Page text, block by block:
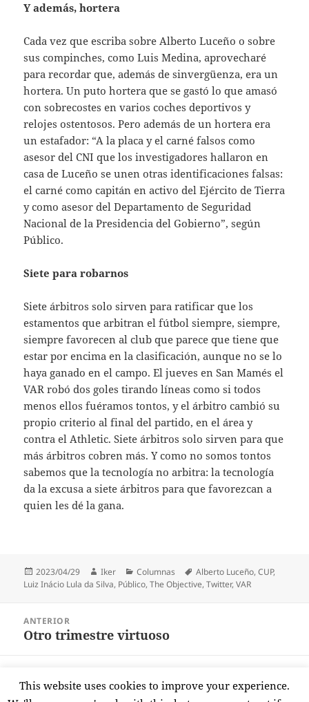
Y además, hortera
Cada vez que escriba sobre Alberto Luceño o sobre
sus compinches, como Luis Medina, aprovecharé
para recordar que, además de sinvergüenza, era un
hortera. Un puto hortera que se gastó lo que amasó
con sobrecostes en varios coches deportivos y
relojes ostentosos. Pero además de un hortera era
un estafador: “A la placa y el carné falsos como
asesor del CNI que los investigadores hallaron en
casa de Luceño se unen otras identificaciones falsas:
el carné como capitán en activo del Ejército de Tierra
y como asesor del Departamento de Seguridad
Nacional de la Presidencia del Gobierno”, según
Público.
Siete para robarnos
Siete árbitros solo sirven para ratificar que los
estamentos que arbitran el fútbol siempre, siempre,
siempre favorecen al club que parece que tiene que
estar por encima en la clasificación, aunque no se lo
haya ganado en el campo. El jueves en San Mamés el
VAR robó dos goles tirando líneas como si todos
menos ellos fuéramos tontos, y el árbitro cambió su
propio criterio al final del partido, en el área y
contra el Athletic. Siete árbitros solo sirven para que
más árbitros cobren más. Y como no somos tontos
sabemos que la tecnología no arbitra: la tecnología
da la excusa a siete árbitros para que favorezcan a
quien les dé la gana.
Publicado
el
2023/04/29 Autor
Iker Categorías
Columnas Etiquetas
Alberto Luceño,CUP,
Luiz Inácio Lula da Silva, Público,The Objective,Twitter,VAR
entradas
ANTERIOR
Entrada
Otro trimestre virtuoso
Entrada
La peor noticia para Bildu
This website uses cookies to improve your experience.